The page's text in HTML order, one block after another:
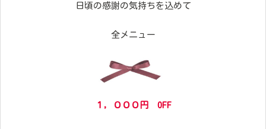
日頃の感謝の気持ちを込めて
全メニュー
１，０００円 OFF